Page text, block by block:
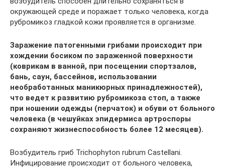
окружающей среде и поражает только человека, когда
рубромикоз гладкой кожи проявляется в организме.
Заражение патогенными грибами происходит при
хождении босиком по зараженной поверхности
(коврикам в ванной, при посещении спортзалов,
бань, саун, бассейнов, использовании
необработанных маникюрных принадлежностей),
что ведет к развитию рубромикоза стоп, а также
при ношении одежды (перчаток) и обуви от больного
человека (в чешуйках эпидермиса артроспоры
сохраняют жизнеспособность более 12 месяцев).
Возбудитель гриб Trichophyton rubrum Castellani.
Инфицирование происходит от больного человека,